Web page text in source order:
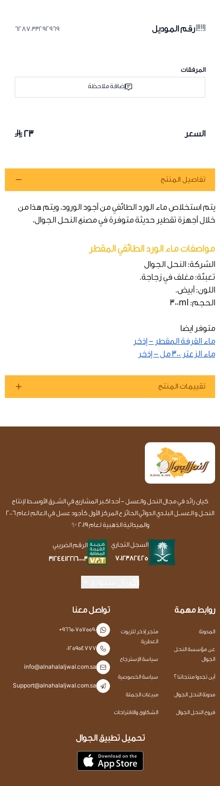
رقم الموديل 6287033292969
المرفقات
إضافة ملاحظة
السعر ٢٣
تفاصيل المنتج
يتم استخلاص ماء الورد الطائفي من أجود الورود، ويتم هذا من
خلال أجهزة تقطير حديثة متوفرة في مصنع النحل الجوال،
مواصفات ماء الورد الطائفي المقطر
الشركة: النحل الجوال
تعبئة: مغلف في زجاجة.
اللون: أبيض.
الحجم: 300ml
متوفر ايضا
ماء القرفة المقطر - إذخر
ماء الزعتر 300 مل - إذخر
تقييمات المنتج
كيان رائد في مجال النحل والعسل - أحد اكـبر المشاريع في الشــرق الأوســط لإنتاج
النحـل و العســل البلـدي الدوائي الحائز ع المركز الأول كأجود عسل في العالم لعام 2006
والميدالية الذهبية لعام 2019 ✨
السجل التجاري
7012382425
الرقم الضريبي
312441221600003
روابط مهمة
المدونة
عن مؤسسة النحل
الجوال
أين تجدوا منتجاتنا ؟
مدونة النحل الجوال
فروع النحل الجوال
متجر إذخر للزيوت
العطرية
سياسة الإسترجاع
سياسة الخصوصية
مبيعات الجملة
الشكاوى والاقتراحات
تواصل معنا
+966507575590
0125954777
info@alnahalaljwal.com.sa
Support@alnahalaljwal.com.sa
تحميل تطبيق الجوال